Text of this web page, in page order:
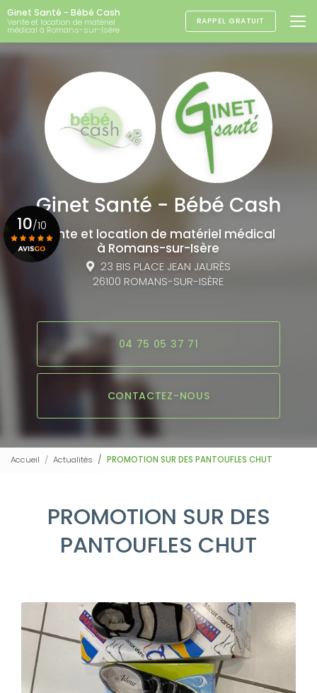
Aller
au
contenu
principal
Ginet Santé - Bébé Cash
Vente et location de matériel
médical à Romans-sur-Isère
RAPPEL GRATUIT
Vente et location de matériel médical
à Romans-sur-Isère
23 BIS PLACE JEAN JAURÈS
26100 ROMANS-SUR-ISÈRE
04 75 05 37 71
CONTACTEZ-NOUS
10/10
Accueil Actualités PROMOTION SUR DES PANTOUFLES CHUT
PROMOTION SUR DES
PANTOUFLES CHUT